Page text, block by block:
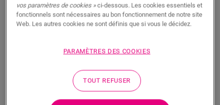
pour escaliers
ACCESSOIRES POUR SOL STRATIFIÉ
SOUS-PROFILÉ DE BASE EN ALUMINIUM INCIZO POUR ESCALIERS
vos paramètres de cookies »ci-dessous. Les cookies essentiels et
fonctionnels sont nécessaires au bon fonctionnement de notre site
Web. Les autres cookies ne sont définis que si vous le décidez.
PARAMÈTRES DES COOKIES
TOUT REFUSER